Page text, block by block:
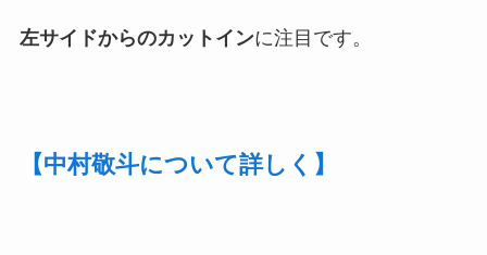
左サイドからのカットインに注目です。
【中村敬斗について詳しく】